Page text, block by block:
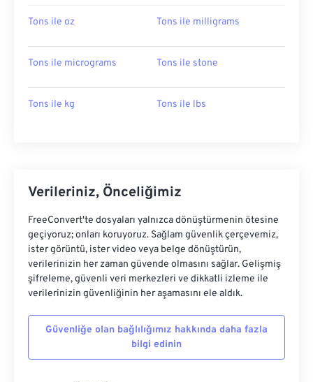
Tons ile oz Tons ile milligrams
Tons ile micrograms Tons ile stone
Tons ile kg Tons ile lbs
Verileriniz, Önceliğimiz
FreeConvert'te dosyaları yalnızca dönüştürmenin ötesine
geçiyoruz; onları koruyoruz. Sağlam güvenlik çerçevemiz,
ister görüntü, ister video veya belge dönüştürün,
verilerinizin her zaman güvende olmasını sağlar. Gelişmiş
şifreleme, güvenli veri merkezleri ve dikkatli izleme ile
verilerinizin güvenliğinin her aşamasını ele aldık.
Güvenliğe olan bağlılığımız hakkında daha fazla
bilgi edinin